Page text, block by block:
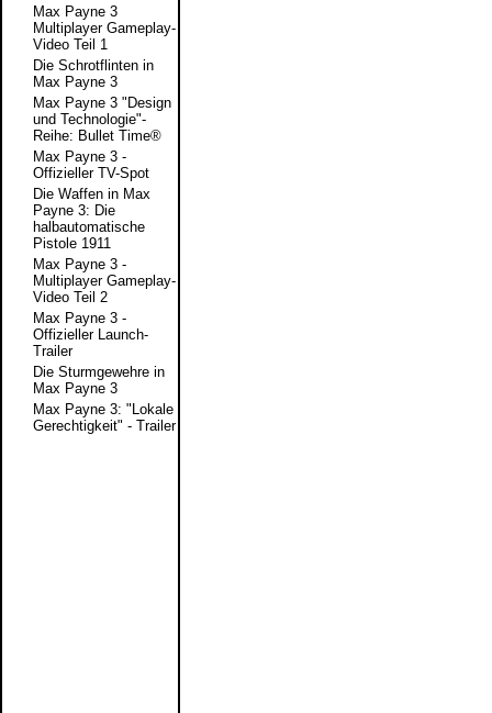
Max Payne 3
Multiplayer Gameplay-
Video Teil 1
Die Schrotflinten in
Max Payne 3
Max Payne 3 "Design
und Technologie"-
Reihe: Bullet Time®
Max Payne 3 -
Offizieller TV-Spot
Die Waffen in Max
Payne 3: Die
halbautomatische
Pistole 1911
Max Payne 3 -
Multiplayer Gameplay-
Video Teil 2
Max Payne 3 -
Offizieller Launch-
Trailer
Die Sturmgewehre in
Max Payne 3
Max Payne 3: "Lokale
Gerechtigkeit" - Trailer